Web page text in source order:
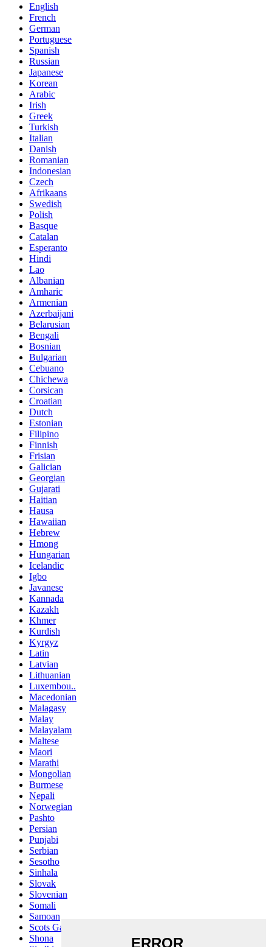
English
French
German
Portuguese
Spanish
Russian
Japanese
Korean
Arabic
Irish
Greek
Turkish
Italian
Danish
Romanian
Indonesian
Czech
Afrikaans
Swedish
Polish
Basque
Catalan
Esperanto
Hindi
Lao
Albanian
Amharic
Armenian
Azerbaijani
Belarusian
Bengali
Bosnian
Bulgarian
Cebuano
Chichewa
Corsican
Croatian
Dutch
Estonian
Filipino
Finnish
Frisian
Galician
Georgian
Gujarati
Haitian
Hausa
Hawaiian
Hebrew
Hmong
Hungarian
Icelandic
Igbo
Javanese
Kannada
Kazakh
Khmer
Kurdish
Kyrgyz
Latin
Latvian
Lithuanian
Luxembou..
Macedonian
Malagasy
Malay
Malayalam
Maltese
Maori
Marathi
Mongolian
Burmese
Nepali
Norwegian
Pashto
Persian
Punjabi
Serbian
Sesotho
Sinhala
Slovak
Slovenian
Somali
Samoan
Scots Gaelic
Shona